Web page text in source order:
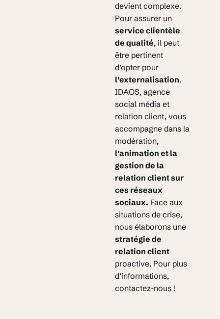
devient complexe.
Pour assurer un
service clientèle
de qualité, il peut
être pertinent
d’opter pour
l’externalisation.
IDAOS, agence
social média et
relation client, vous
accompagne dans la
modération,
l’animation et la
gestion de la
relation client sur
ces réseaux
sociaux. Face aux
situations de crise,
nous élaborons une
stratégie de
relation client
proactive. Pour plus
d’informations,
contactez-nous !